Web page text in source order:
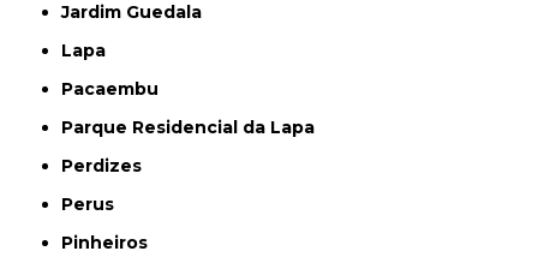
Jardim Guedala
Lapa
Pacaembu
Parque Residencial da Lapa
Perdizes
Perus
Pinheiros